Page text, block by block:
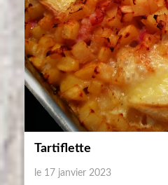
Tartiflette
le 17 janvier 2023